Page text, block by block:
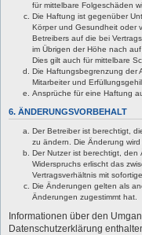
für mittelbare Folgeschäden
Die Haftung ist gegenüber
Körper und Gesundheit oder
Betreibers auf die bei
im Übrigen der Höhe nach
Dies gilt auch für mittelbare
Die Haftungsbegrenzung der
Mitarbeiter und
Ansprüche für eine Haftung
6. ÄNDERUNGSVORBEHALT
Der Betreiber ist berechtigt,
zu ändern. Die Änderung wird
Der Nutzer ist berechtigt, den
Widerspruchs erlischt das
Vertragsverhältnis mit
Die Änderungen gelten als
Änderungen zugestimmt hat.
Informationen über den
Datenschutzerklärung